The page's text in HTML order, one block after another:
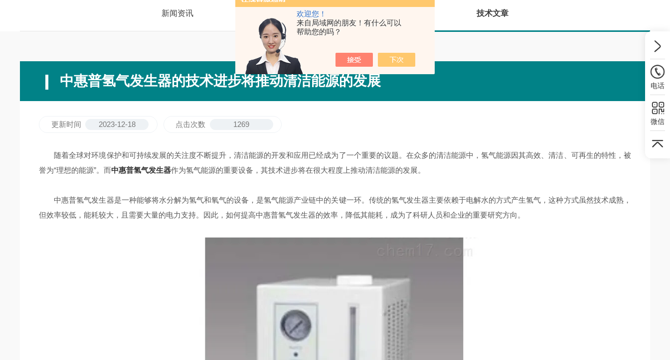
欢迎您！
来自局域网的朋友！有什么可以
帮助您的吗？
新闻资讯 技术文章
中惠普氢气发生器的技术进步将推动清洁能源的发展
更新时间 2023-12-18 点击次数 1269
随着全球对环境保护和可持续发展的关注度不断提升，清洁能源的开发和应用已经成为了一个重要的议题。在众多的清洁能源中，氢气能源因其高效、清洁、可再生的特性，被
誉为“理想的能源”。而中惠普氢气发生器作为氢气能源的重要设备，其技术进步将在很大程度上推动清洁能源的发展。
中惠普氢气发生器是一种能够将水分解为氢气和氧气的设备，是氢气能源产业链中的关键一环。传统的氢气发生器主要依赖于电解水的方式产生氢气，这种方式虽然技术成熟，
但效率较低，能耗较大，且需要大量的电力支持。因此，如何提高中惠普氢气发生器的效率，降低其能耗，成为了科研人员和企业的重要研究方向。
电话
微信